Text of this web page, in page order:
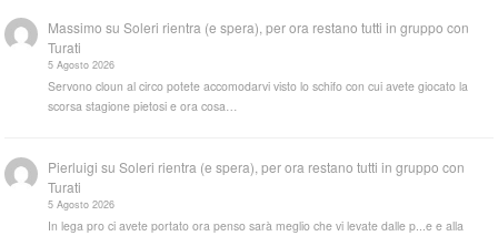
Massimo suSoleri rientra (e spera), per ora restano tutti in gruppo con
Turati
5 Agosto 2026
Servono cloun al circo potete accomodarvi visto lo schifo con cui avete giocato la
scorsa stagione pietosi e ora cosa…
Pierluigi suSoleri rientra (e spera), per ora restano tutti in gruppo con
Turati
5 Agosto 2026
In lega pro ci avete portato ora penso sarà meglio che vi levate dalle p...e e alla